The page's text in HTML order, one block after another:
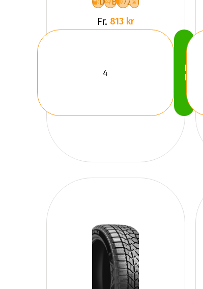
Fr. 813 kr
Köp
Nu